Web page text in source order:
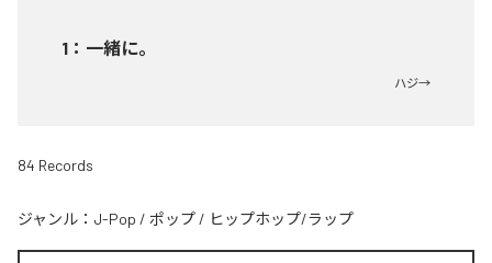
1 ： 一緒に。
ハジ→
84 Records
ジャンル： J-Pop / ポップ / ヒップホップ/ラップ